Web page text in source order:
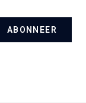
ABONNEER